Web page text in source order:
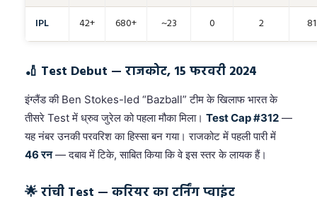
IPL 42+ 680+ ~23 0 2
🏏 Test Debut — राजकोट, 15 फरवरी 2024
इंग्लैंड की Ben Stokes-led “Bazball” टीम के खिलाफ भारत के
तीसरे Test में ध्रुव जुरेल को पहला मौका मिला। Test Cap #312 —
यह नंबर उनकी परवरिश का हिस्सा बन गया। राजकोट में पहली पारी में
46 रन— दबाव में टिके, साबित किया कि वे इस स्तर के लायक हैं।
🌟 रांची Test — करियर का टर्निंग प्वाइंट